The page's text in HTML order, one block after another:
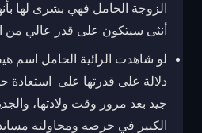
الزوجة الحامل فهي بشرى لها
أنثى سيتكون على قدر عالي من
لو شاهدت الرائية الحامل اسم
دلالة على قدرتها على استعادة
جيد بعد مرور وقت ولادتها،
الكبير في حرصه ومحاولته